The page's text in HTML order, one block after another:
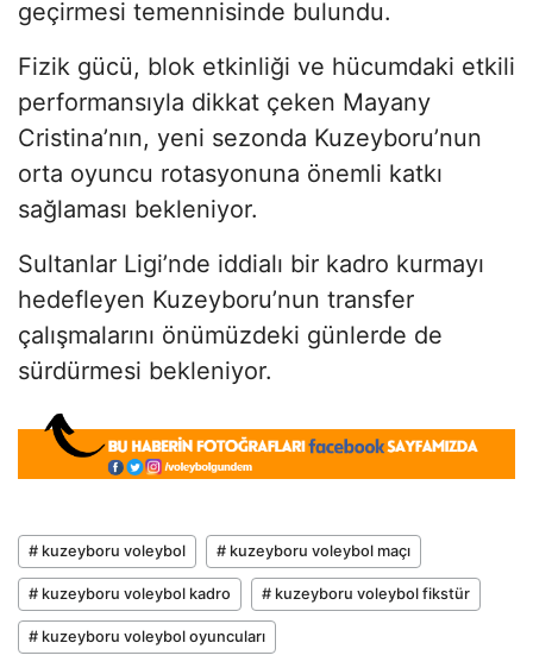
geçirmesi temennisinde bulundu.
Fizik gücü, blok etkinliği ve hücumdaki etkili
performansıyla dikkat çeken Mayany
Cristina’nın, yeni sezonda Kuzeyboru’nun
orta oyuncu rotasyonuna önemli katkı
sağlaması bekleniyor.
Sultanlar Ligi’nde iddialı bir kadro kurmayı
hedefleyen Kuzeyboru’nun transfer
çalışmalarını önümüzdeki günlerde de
sürdürmesi bekleniyor.
# kuzeyboru voleybol # kuzeyboru voleybol maçı
# kuzeyboru voleybol kadro # kuzeyboru voleybol fikstür
# kuzeyboru voleybol oyuncuları